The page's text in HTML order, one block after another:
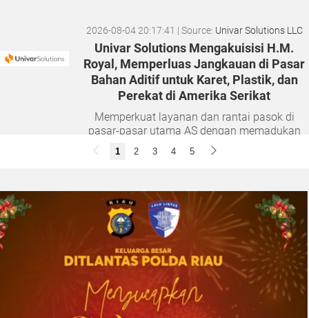
2026-08-04 20:17:41 | Source: Univar Solutions LLC
Univar Solutions Mengakuisisi H.M.
Royal, Memperluas Jangkauan di Pasar
Bahan Aditif untuk Karet, Plastik, dan
Perekat di Amerika Serikat
Memperkuat layanan dan rantai pasok di
pasar-pasar utama AS dengan memadukan
satu abad keahlian teknis dan hubungan
pelanggan yang dilandasi kepercayaan
2026-08-01 00:27:35 Univar Solutions LLC
Univar Solutions Mengapresiasi Mitra
Transportasi Terbaik di Ajang Carrier
Awards Tahunan
1 2 3 4 5